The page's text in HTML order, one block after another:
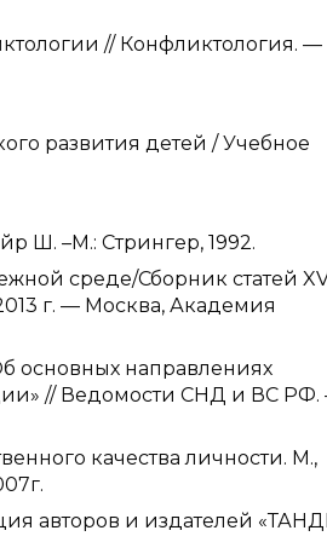
// Конфликтология. —
развития детей / Учебное
Ш. –М.: Стрингер, 1992.
среде/Сборник статей
г. — Москва, Академия
основных направлениях
// Ведомости СНД и ВС
качества личности. М.,
авторов и издателей